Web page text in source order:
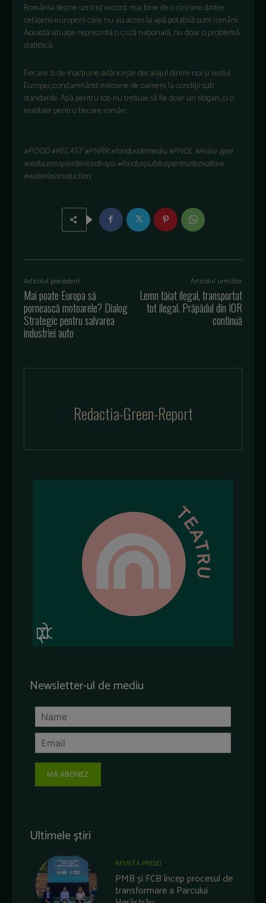
România deține un trist record: mai bine de o cincime dintre
cetățenii europeni care nu au acces la apă potabilă sunt români.
Această situație reprezintă o criză națională, nu doar o problemă
statistică.
Fiecare zi de inacțiune adâncește decalajul dintre noi și restul
Europei, condamnând milioane de oameni la condiții sub
standarde. Apă pentru toți nu trebuie să fie doar un slogan, ci o
realitate pentru fiecare român.
#PODD #RECAST #PNRR #fonduridemediu #PNDL #risipa apei
#reducereapierderilordeapa #fonduripublicepentrudezvoltare
#waterlossreduction
Articolul precedent
Mai poate Europa să
pornească motoarele? Dialog
Strategic pentru salvarea
industriei auto
Articolul următor
Lemn tăiat ilegal, transportat
tot ilegal. Prăpădul din IOR
continuă
Redactia-Green-Report
Newsletter-ul de mediu
MĂ ABONEZ
Ultimele știri
REVISTA PRESEI
PMB și FCB încep procesul de
transformare a Parcului